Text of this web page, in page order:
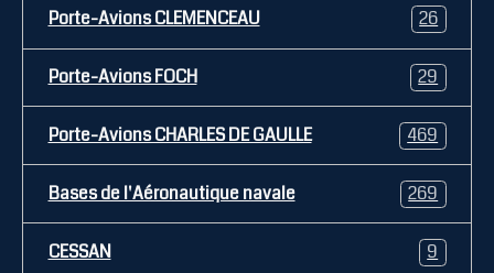
Porte-Avions CLEMENCEAU 26
Porte-Avions FOCH 29
Porte-Avions CHARLES DE GAULLE 469
Bases de l'Aéronautique navale 269
CESSAN 9